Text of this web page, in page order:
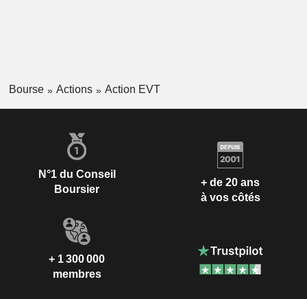
Bourse Actions Action EVT
N°1 du Conseil
Boursier
+ de 20 ans
à vos côtés
+ 1 300 000
membres